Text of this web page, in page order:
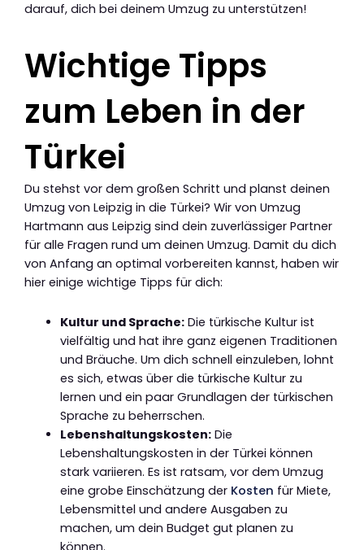
darauf, dich bei deinem Umzug zu unterstützen!
Wichtige Tipps
zum Leben in der
Türkei
Du stehst vor dem großen Schritt und planst deinen
Umzug von Leipzig in die Türkei? Wir von Umzug
Hartmann aus Leipzig sind dein zuverlässiger Partner
für alle Fragen rund um deinen Umzug. Damit du dich
von Anfang an optimal vorbereiten kannst, haben wir
hier einige wichtige Tipps für dich:
Kultur und Sprache:Die türkische Kultur ist
vielfältig und hat ihre ganz eigenen Traditionen
und Bräuche. Um dich schnell einzuleben, lohnt
es sich, etwas über die türkische Kultur zu
lernen und ein paar Grundlagen der türkischen
Sprache zu beherrschen.
Lebenshaltungskosten:Die
Lebenshaltungskosten in der Türkei können
stark variieren. Es ist ratsam, vor dem Umzug
eine grobe Einschätzung der Kosten für Miete,
Lebensmittel und andere Ausgaben zu
machen, um dein Budget gut planen zu
können.